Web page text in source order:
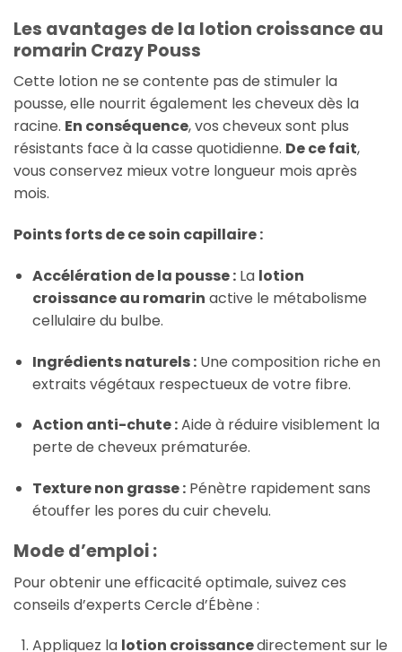
Les avantages de la lotion croissance au
romarin Crazy Pouss
Cette lotion ne se contente pas de stimuler la
pousse, elle nourrit également les cheveux dès la
racine. En conséquence, vos cheveux sont plus
résistants face à la casse quotidienne. De ce fait,
vous conservez mieux votre longueur mois après
mois.
Points forts de ce soin capillaire :
Accélération de la pousse :La lotion
croissance au romarin active le métabolisme
cellulaire du bulbe.
Ingrédients naturels :Une composition riche en
extraits végétaux respectueux de votre fibre.
Action anti-chute :Aide à réduire visiblement la
perte de cheveux prématurée.
Texture non grasse :Pénètre rapidement sans
étouffer les pores du cuir chevelu.
Mode d’emploi :
Pour obtenir une efficacité optimale, suivez ces
conseils d’experts Cercle d’Ébène :
Appliquez la lotion croissancedirectement sur le